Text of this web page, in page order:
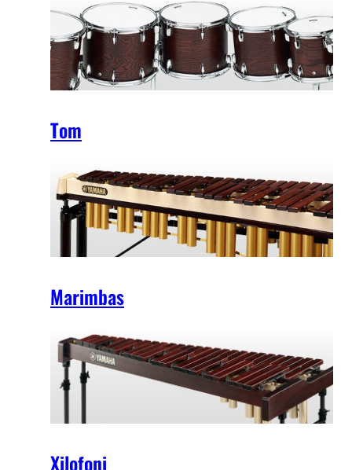
Tom
Marimbas
Xilofoni